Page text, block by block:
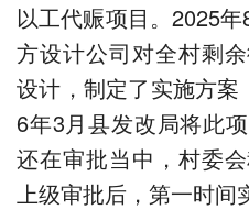
以工代赈项目。2025
方设计公司对全村剩
设计，制定了实施方
6年3月县发改局将此
还在审批当中，村委
上级审批后，第一时间